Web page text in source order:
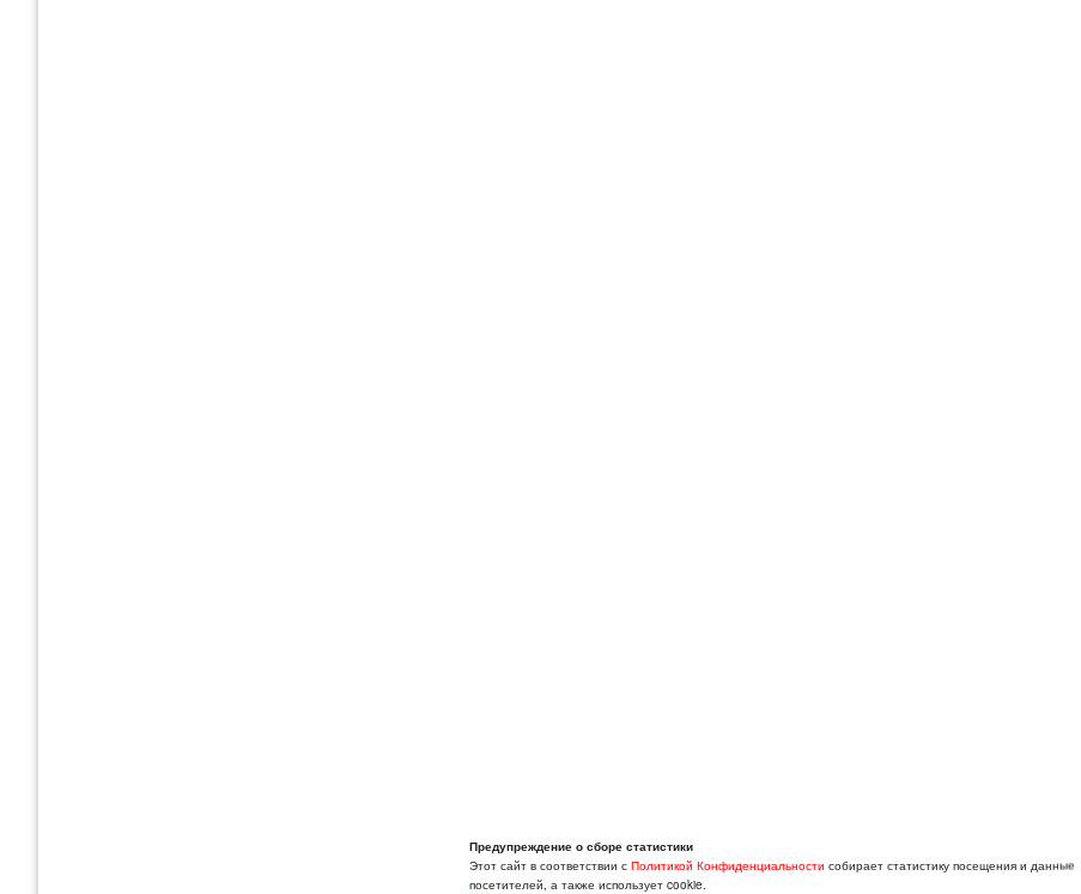
Предупреждение о сборе статистики
Этот сайт в соответствии с Политикой Конфиденциальности собирает статистику посещения и данные
посетителей, а также использует cookie.